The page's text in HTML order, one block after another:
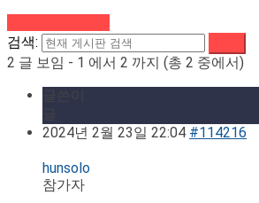
검색:
2 글 보임 - 1 에서 2 까지 (총 2 중에서)
2024년 2월 23일 22:04 #114216
hunsolo
참가자